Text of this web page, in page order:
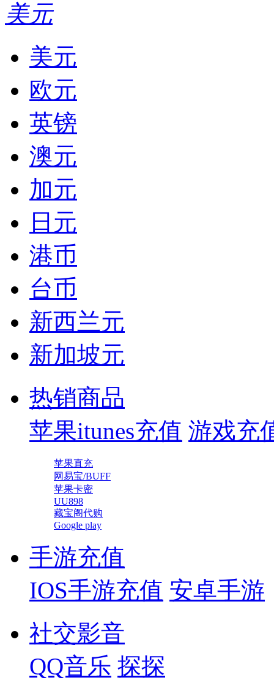
美元
美元
欧元
英镑
澳元
加元
日元
港币
台币
新西兰元
新加坡元
热销商品
苹果itunes充值 游戏充
苹果直充
网易宝/BUFF
苹果卡密
UU898
藏宝阁代购
Google play
手游充值
IOS手游充值 安卓手游
社交影音
QQ音乐 探探